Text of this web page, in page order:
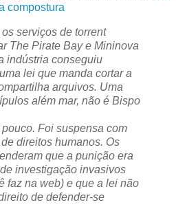
compostura
serviços de torrent
The Pirate Bay e Mininova
indústria conseguiu
lei que manda cortar a
arquivos. Uma
além mar, não é Bispo
Foi suspensa com
direitos humanos. Os
que a punição era
investigação invasivos
faz na web) e que a lei não
de defender-se